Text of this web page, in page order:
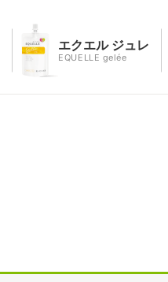
エクエル ジュレ
EQUELLE gelée